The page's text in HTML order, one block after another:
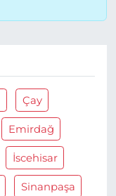
Çay
Emirdağ
İscehisar
Sinanpaşa